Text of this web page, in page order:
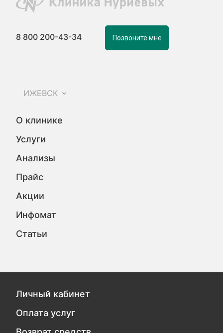
8 800 200-43-34 Позвоните мне
ИЖЕВСК
О клинике
Услуги
Анализы
Прайс
Акции
Инфомат
Статьи
Личный кабинет
Оплата услуг